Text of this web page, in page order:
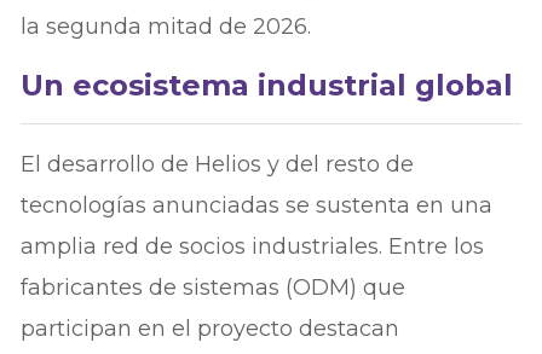
la segunda mitad de 2026.
Un ecosistema industrial global
El desarrollo de Helios y del resto de
tecnologías anunciadas se sustenta en una
amplia red de socios industriales. Entre los
fabricantes de sistemas (ODM) que
participan en el proyecto destacan